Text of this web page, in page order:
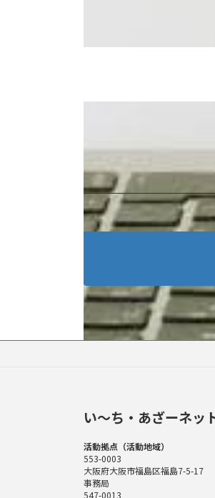
い〜ち・あざーネッ
活動拠点（活動地域）
553-0003
大阪府大阪市福島区福島7-5-17
事務局
547-0013